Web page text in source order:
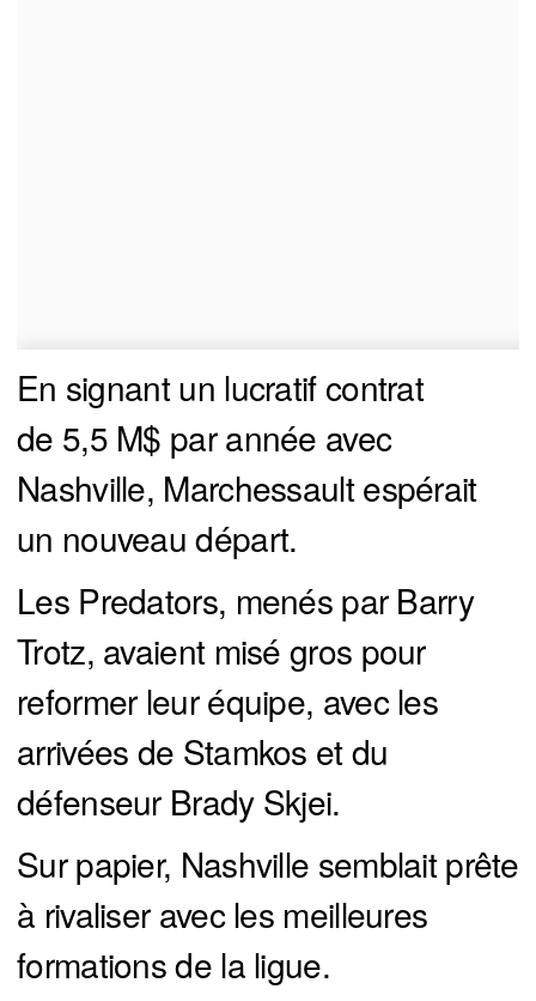
En signant un lucratif contrat
de 5,5 M$ par année avec
Nashville, Marchessault espérait
un nouveau départ.
Les Predators, menés par Barry
Trotz, avaient misé gros pour
reformer leur équipe, avec les
arrivées de Stamkos et du
défenseur Brady Skjei.
Sur papier, Nashville semblait prête
à rivaliser avec les meilleures
formations de la ligue.